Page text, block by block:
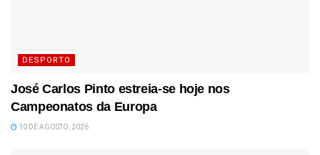
DESPORTO
José Carlos Pinto estreia-se hoje nos
Campeonatos da Europa
10 DE AGOSTO, 2026